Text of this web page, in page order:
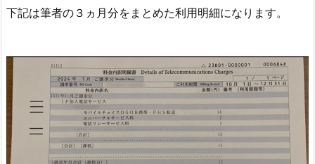
下記は筆者の３ヵ月分をまとめた利用明細になります。